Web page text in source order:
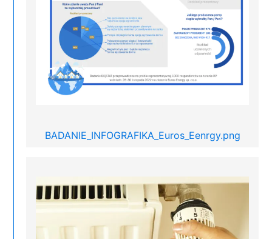
BADANIE_INFOGRAFIKA_Euros_Eenrgy.png